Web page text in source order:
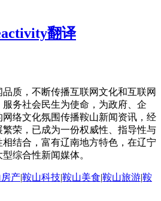
翻译
品质，不断传播互联网文化和互联网
务社会民生为使命，为政府、企
络文化氛围传播鞍山新闻资讯，经
荣，已成为一份权威性、指导性与
结合，富有辽南地方特色，在辽宁
综合性新闻媒体。
产|鞍山科技|鞍山美食|鞍山旅游|鞍